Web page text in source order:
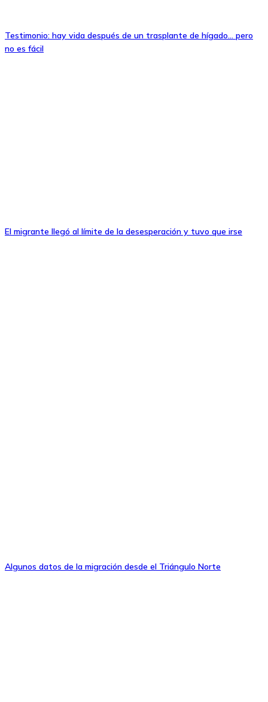
Testimonio: hay vida después de un trasplante de hígado… pero
no es fácil
El migrante llegó al límite de la desesperación y tuvo que irse
Algunos datos de la migración desde el Triángulo Norte